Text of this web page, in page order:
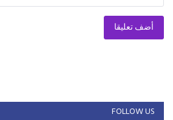
أضف تعليقا
FOLLOW US